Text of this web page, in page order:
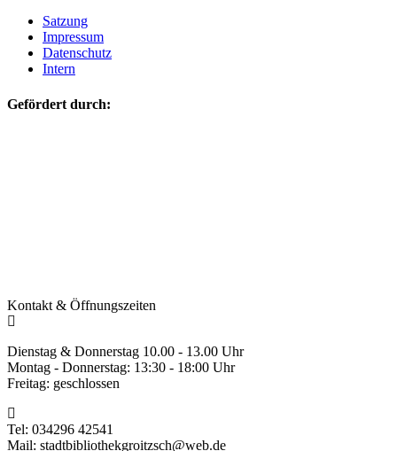
Satzung
Impressum
Datenschutz
Intern
Gefördert durch:
Kontakt & Öffnungszeiten
Dienstag & Donnerstag 10.00 - 13.00 Uhr
Montag - Donnerstag: 13:30 - 18:00 Uhr
Freitag: geschlossen
Tel: 034296 42541
Mail: stadtbibliothekgroitzsch@web.de